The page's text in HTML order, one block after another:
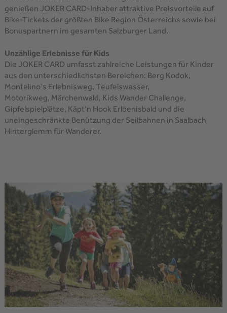
genießen JOKER CARD-Inhaber attraktive Preisvorteile auf
Bike-Tickets der größten Bike Region Österreichs sowie bei
Bonuspartnern im gesamten Salzburger Land.
Unzählige Erlebnisse für Kids
Die JOKER CARD umfasst zahlreiche Leistungen für Kinder
aus den unterschiedlichsten Bereichen: Berg Kodok,
Montelino‘s Erlebnisweg, Teufelswasser,
Motorikweg, Märchenwald, Kids Wander Challenge,
Gipfelspielplätze, Käpt‘n Hook Erlbenisbald und die
uneingeschränkte Benützung der Seilbahnen in Saalbach
Hinterglemm für Wanderer.